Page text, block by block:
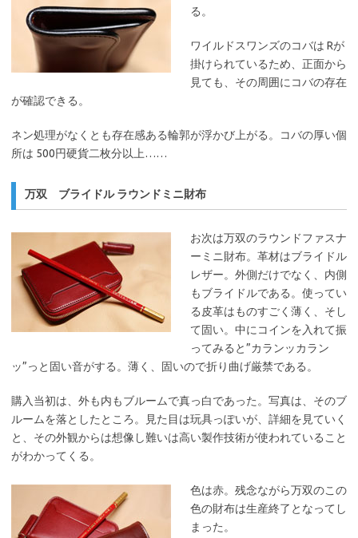
る。
ワイルドスワンズのコバは Rが
掛けられているため、正面から
見ても、その周囲にコバの存在
が確認できる。
ネン処理がなくとも存在感ある輪郭が浮かび上がる。コバの厚い個
所は 500円硬貨二枚分以上……
万双 ブライドル ラウンドミニ財布
お次は万双のラウンドファスナ
ーミニ財布。革材はブライドル
レザー。外側だけでなく、内側
もブライドルである。使ってい
る皮革はものすごく薄く、そし
て固い。中にコインを入れて振
ってみると”カランッカラン
ッ”っと固い音がする。薄く、固いので折り曲げ厳禁である。
購入当初は、外も内もブルームで真っ白であった。写真は、そのブ
ルームを落としたところ。見た目は玩具っぽいが、詳細を見ていく
と、その外観からは想像し難いは高い製作技術が使われていること
がわかってくる。
色は赤。残念ながら万双のこの
色の財布は生産終了となってし
まった。